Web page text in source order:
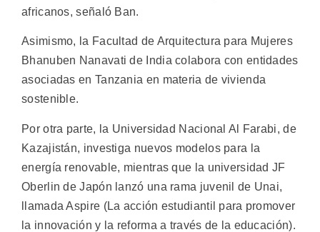
africanos, señaló Ban.
Asimismo, la Facultad de Arquitectura para Mujeres
Bhanuben Nanavati de India colabora con entidades
asociadas en Tanzania en materia de vivienda
sostenible.
Por otra parte, la Universidad Nacional Al Farabi, de
Kazajistán, investiga nuevos modelos para la
energía renovable, mientras que la universidad JF
Oberlin de Japón lanzó una rama juvenil de Unai,
llamada Aspire (La acción estudiantil para promover
la innovación y la reforma a través de la educación).